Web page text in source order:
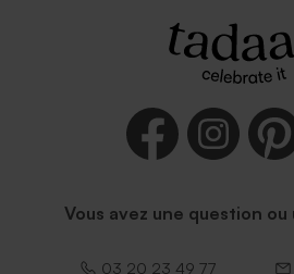
Vous avez une question
03 20 23 49 77